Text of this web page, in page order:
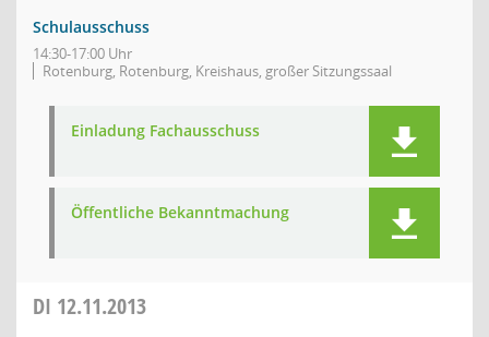
Schulausschuss
14:30-17:00 Uhr
Rotenburg, Rotenburg, Kreishaus, großer Sitzungssaal
Einladung Fachausschuss
Öffentliche Bekanntmachung
DI 12.11.2013